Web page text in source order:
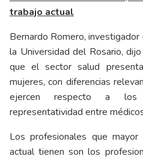
trabajo actual
Bernardo Romero,
la Universidad del Rosario,
que el sector salud
mujeres, con diferencias
ejercen respecto a los
representatividad entre
Los profesionales que
actual tienen son los